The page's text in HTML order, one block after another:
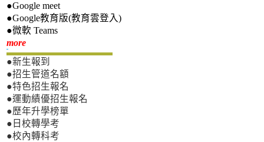
●Google meet
●Google教育版(教育雲登入)
●微軟 Teams
more新生專區
●新生報到
●招生管道名額
●特色招生報名
●運動績優招生報名
●歷年升學榜單
●日校轉學考
●校內轉科考